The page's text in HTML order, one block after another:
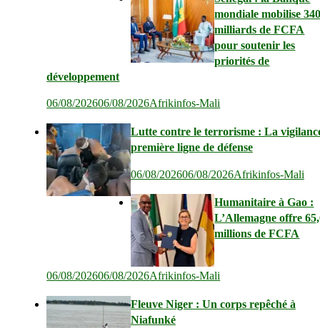
mondiale mobilise
milliards de FCFA
pour soutenir les
priorités de
développement
06/08/202606/08/2026Afrikinfos-Mali
Lutte contre le terrorisme : La
première ligne de défense
06/08/202606/08/2026Afrikinfos-Mali
Humanitaire à Gao :
L’Allemagne offre
millions de FCFA
06/08/202606/08/2026Afrikinfos-Mali
Fleuve Niger : Un corps repêché à
Niafunké